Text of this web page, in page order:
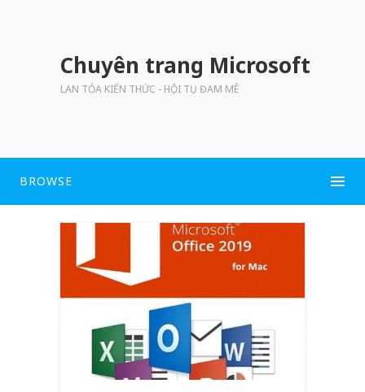
Chuyên trang Microsoft
LAN TỎA KIẾN THỨC - HỘI TỤ ĐAM MÊ
BROWSE